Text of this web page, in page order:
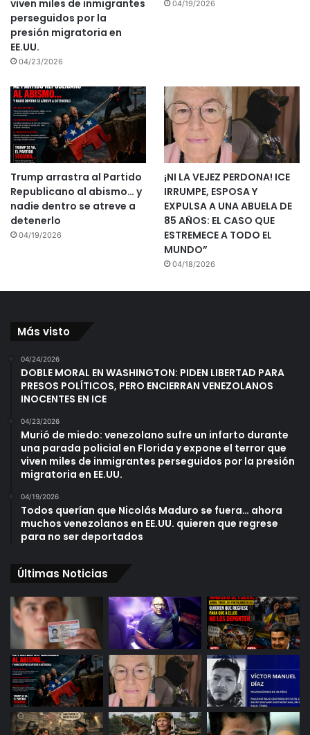
viven miles de inmigrantes
perseguidos por la
presión migratoria en
EE.UU.
04/23/2026
04/19/2026
Trump arrastra al Partido
Republicano al abismo… y
nadie dentro se atreve a
detenerlo
04/19/2026
¡NI LA VEJEZ PERDONA! ICE
IRRUMPE, ESPOSA Y
EXPULSA A UNA ABUELA DE
85 AÑOS: EL CASO QUE
ESTREMECE A TODO EL
MUNDO”
04/18/2026
Más visto
04/24/2026
DOBLE MORAL EN WASHINGTON: PIDEN LIBERTAD PARA
PRESOS POLÍTICOS, PERO ENCIERRAN VENEZOLANOS
INOCENTES EN ICE
04/23/2026
Murió de miedo: venezolano sufre un infarto durante
una parada policial en Florida y expone el terror que
viven miles de inmigrantes perseguidos por la presión
migratoria en EE.UU.
04/19/2026
Todos querían que Nicolás Maduro se fuera… ahora
muchos venezolanos en EE.UU. quieren que regrese
para no ser deportados
Últimas Noticias